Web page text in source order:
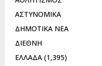
ΑΣΤΥΝΟΜΙΚΑ
ΔΗΜΟΤΙΚΑ ΝΕΑ
ΔΙΕΘΝΗ
ΕΛΛΑΔΑ (1,395)